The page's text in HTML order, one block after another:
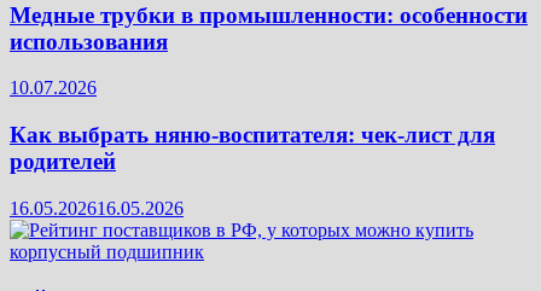
Медные трубки в промышленности: особенности
использования
10.07.2026
Как выбрать няню-воспитателя: чек‑лист для
родителей
16.05.202616.05.2026